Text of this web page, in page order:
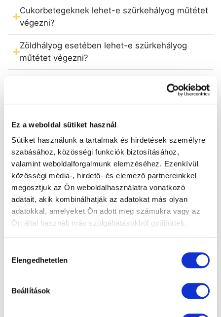
Ez a weboldal sütiket használ
Sütiket használunk a tartalmak és hirdetések személyre
szabásához, közösségi funkciók biztosításához,
valamint weboldalforgalmunk elemzéséhez. Ezenkívül
közösségi média-, hirdető- és elemező partnereinkkel
megosztjuk az Ön weboldalhasználatra vonatkozó
adatait, akik kombinálhatják az adatokat más olyan
adatokkal, amelyeket Ön adott meg számukra vagy az
Ön által használt más szolgáltatásokból gyűjtöttek.
kiválasztása
Elengedhetetlen
Beállítások
Cukorbetegeknek lehet-e szürkehályog műtétet
végezni?
Zöldhályog esetében lehet-e szürkehályog
műtétet végezni?
Szükséges-e kísérő a vizsgálatkor?
Bevehetem-e a gyógyszereimet a műtét
napján?
Abba kell-e hagynom a Sincumart?
Használhatom az inzulinomat a műtét napján?
Kell-e valamit magammal vinnem műtétkor a
Kell-e kellemetlenségre számítani a műtét